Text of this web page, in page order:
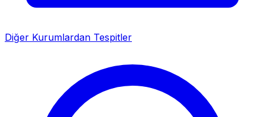
Diğer Kurumlardan Tespitler